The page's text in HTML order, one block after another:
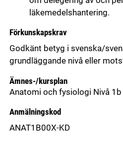
läkemedelshantering.
Förkunskapskrav
Godkänt betyg i svenska/
grundläggande nivå eller
Ämnes-/kursplan
Anatomi och fysiologi Nivå 1b
Anmälningskod
ANAT1B00X-KD